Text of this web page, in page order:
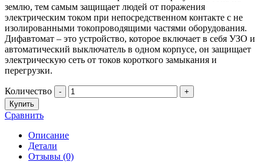
землю, тем самым защищает людей от поражения
электрическим током при непосредственном контакте с не
изолированными токопроводящими частями оборудования.
Дифавтомат – это устройство, которое включает в себя УЗО и
автоматический выключатель в одном корпусе, он защищает
электрическую сеть от токов короткого замыкания и
перегрузки.
Количество -
+
Купить
Сравнить
Описание
Детали
Отзывы (0)